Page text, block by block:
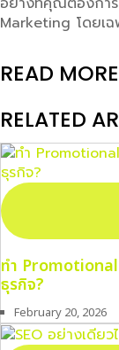
Marketing โดยเฉ
READ MORE
RELATED
ทำ Promotional
ธุรกิจ?
February 20, 2026